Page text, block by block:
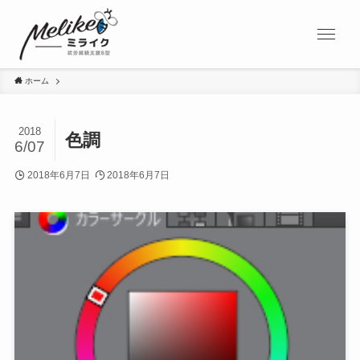
ホーム
色調
2018
6/07
2018年6月7日 2018年6月7日